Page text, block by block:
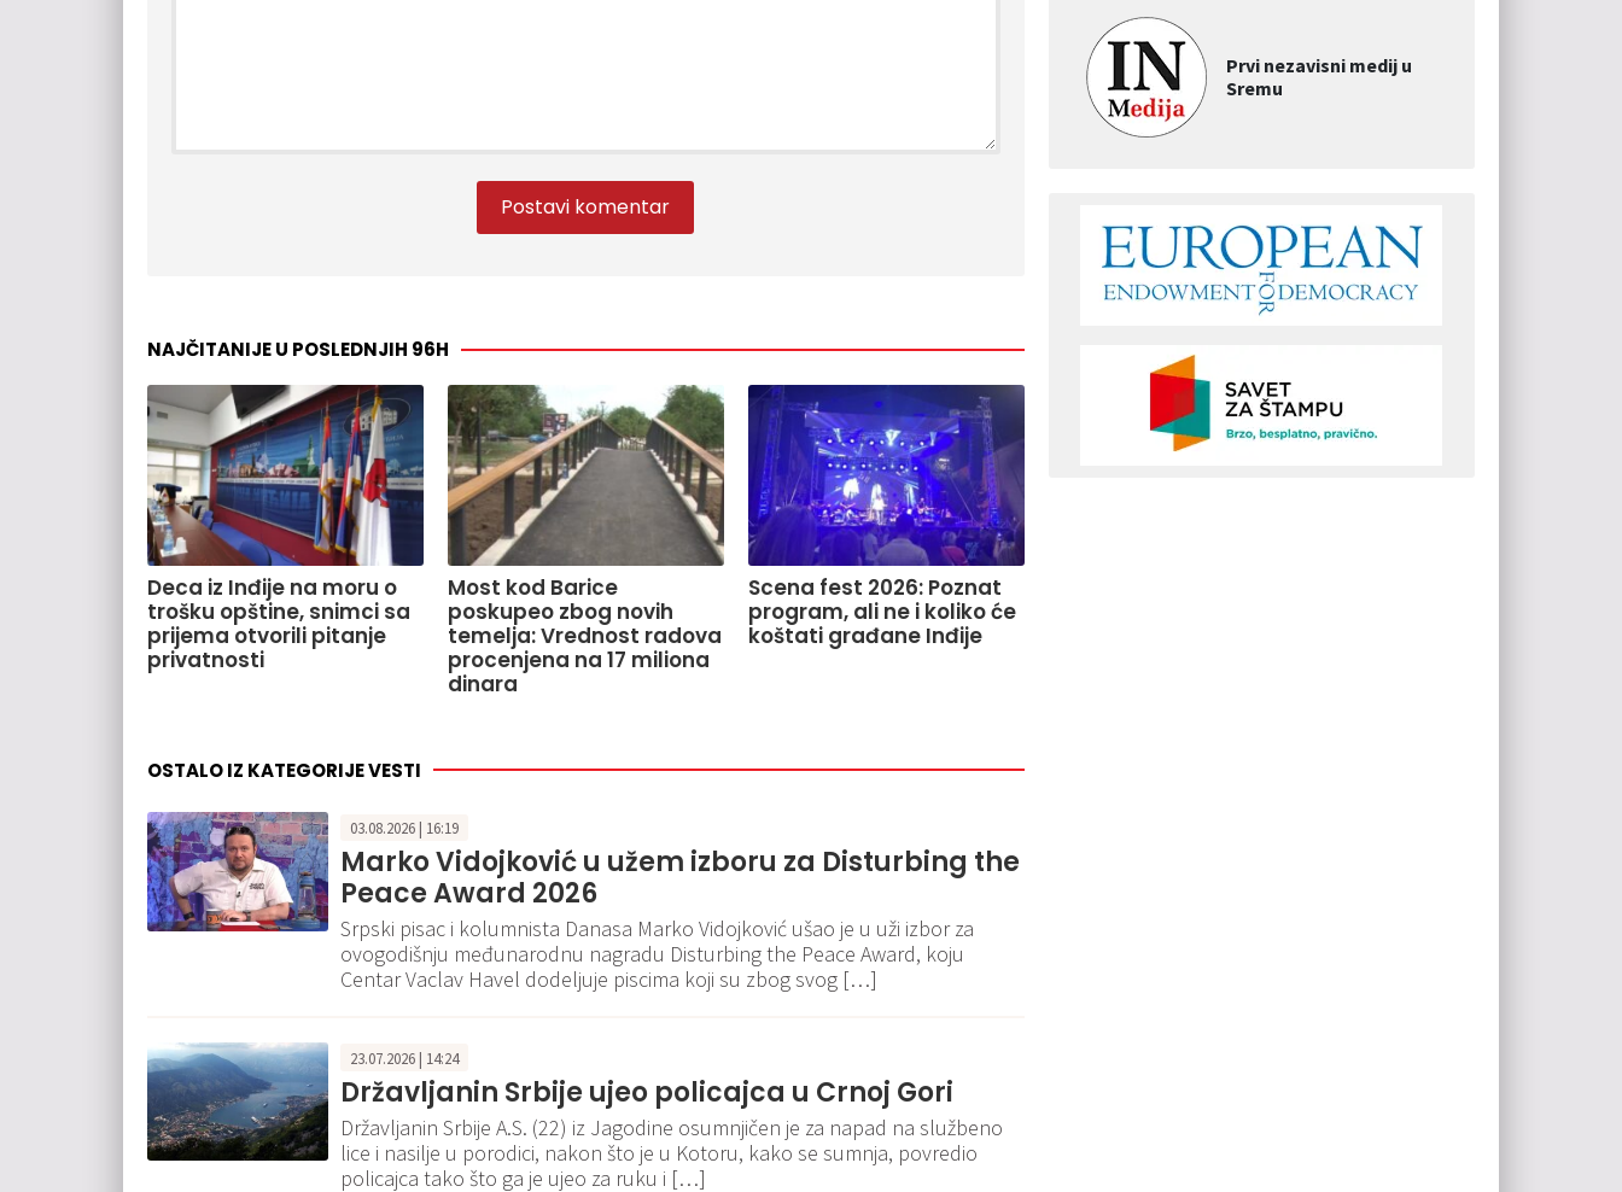
NAJČITANIJE U POSLEDNJIH 96H
Deca iz Inđije na moru o
trošku opštine, snimci sa
prijema otvorili pitanje
privatnosti
Most kod Barice
poskupeo zbog novih
temelja: Vrednost radova
procenjena na 17 miliona
dinara
Scena fest 2026: Poznat
program, ali ne i koliko će
koštati građane Inđije
OSTALO IZ KATEGORIJE VESTI
03.08.2026 | 16:19
Marko Vidojković u užem izboru za Disturbing the
Peace Award 2026
Srpski pisac i kolumnista Danasa Marko Vidojković ušao je u uži izbor za
ovogodišnju međunarodnu nagradu Disturbing the Peace Award, koju
Centar Vaclav Havel dodeljuje piscima koji su zbog svog […]
23.07.2026 | 14:24
Državljanin Srbije ujeo policajca u Crnoj Gori
Državljanin Srbije A.S. (22) iz Jagodine osumnjičen je za napad na službeno
lice i nasilje u porodici, nakon što je u Kotoru, kako se sumnja, povredio
policajca tako što ga je ujeo za ruku i […]
Prvi nezavisni medij u
Sremu